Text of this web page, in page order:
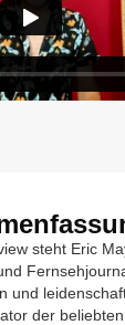
steht Eric
und
der